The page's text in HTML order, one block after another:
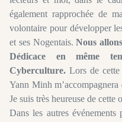
également rapprochée de
volontaire pour développer
et ses Nogentais.Nous
Dédicace en même
Cyberculture. Lors de cette
Yann Minh
Je suis très heureuse de cette
Dans les autres